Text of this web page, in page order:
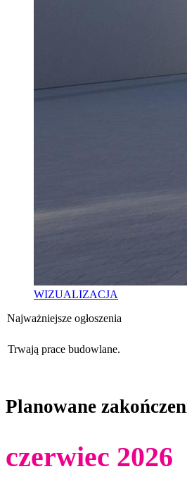
WIZUALIZACJA
Najważniejsze ogłoszenia
Trwają prace budowlane.
Planowane
czerwiec 2026